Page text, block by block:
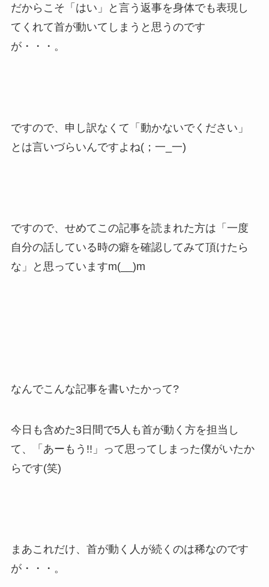
だからこそ「はい」と言う返事を身体でも表現し
てくれて首が動いてしまうと思うのです
が・・・。
ですので、申し訳なくて「動かないでください」
とは言いづらいんですよね(；一_一)
ですので、せめてこの記事を読まれた方は「一度
自分の話している時の癖を確認してみて頂けたら
な」と思っていますm(__)m
なんでこんな記事を書いたかって?
今日も含めた3日間で5人も首が動く方を担当し
て、「あーもう!!」って思ってしまった僕がいたか
らです(笑)
まあこれだけ、首が動く人が続くのは稀なのです
が・・・。